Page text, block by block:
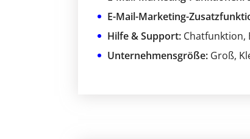
E-Mail-Marketing-
Hilfe & Support: Chatfunktion,
Unternehmensgröße: Groß,